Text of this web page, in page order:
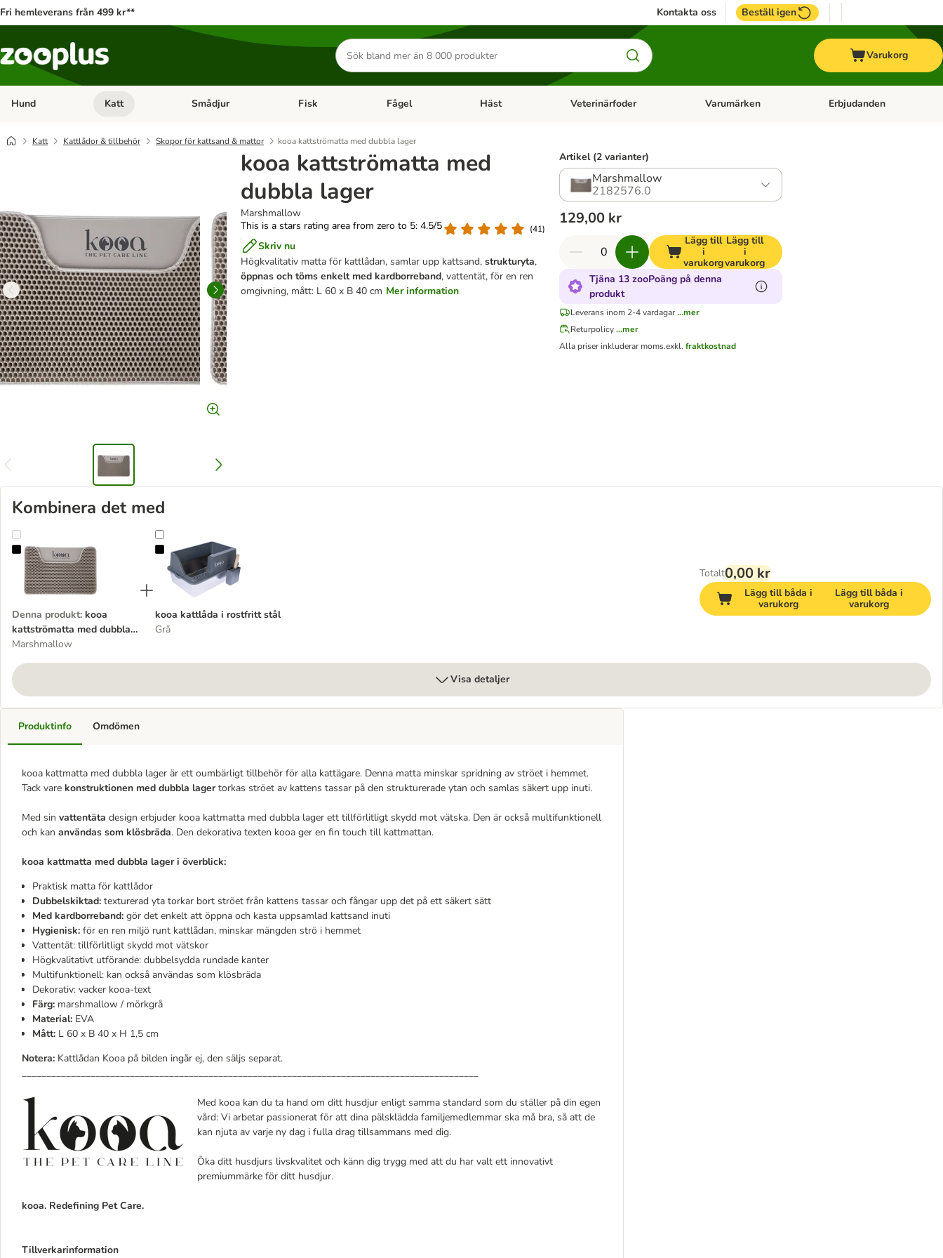
Fri hemleverans från 499 kr** Kontakta oss Beställ igen
Sök
efter
produkter
Varukorg
Hund Open category menu: Hund
Katt Open category menu: Katt
Smådjur Open category menu: Smådjur
Fisk Open category menu: Fisk
Fågel Open category menu: Fågel
Häst Open category menu: Häst
Veterinärfoder Open category menu: Veterinärfoder
Varumärken Open category menu:
Erbjudanden
Katt Kattlådor & tillbehör Skopor för kattsand & mattor kooa kattströmatta med dubbla lager
kooa kattströmatta med
dubbla lager
Marshmallow
This is a stars rating area from zero to 5: 4.5/5
(41)
Skriv nu
Högkvalitativ matta för kattlådan, samlar upp kattsand,strukturyta,
öppnas och töms enkelt med kardborreband, vattentät, för en ren
omgivning, mått: L 60 x B 40 cm Mer information
Artikel (2 varianter)
Marshmallow
2182576.0
129,00 kr
Lägg till
i
varukorg
Lägg till
i
varukorg
Tjäna 13 zooPoäng på denna
produkt
Leverans inom 2-4 vardagar...mer
Returpolicy...mer
Alla priser inkluderar moms.exkl.fraktkostnad
Kombinera det med
kooa kattströmatta med dubbla lager
Denna produkt: kooa
kattströmatta med dubbla
lager
Marshmallow
kooa kattlåda i rostfritt stål
kooa kattlåda i rostfritt stål
Grå
Totalt0,00 kr
Lägg till båda i
varukorg
Lägg till båda i
varukorg
Visa detaljer
Produktinfo
kooa kattmatta med dubbla lager är ett oumbärligt tillbehör för alla kattägare. Denna matta minskar spridning av ströet i hemmet.
Tack vare konstruktionen med dubbla lagertorkas ströet av kattens tassar på den strukturerade ytan och samlas säkert upp inuti.
Med sin vattentäta design erbjuder kooa kattmatta med dubbla lager ett tillförlitligt skydd mot vätska. Den är också multifunktionell
och kan användas som klösbräda. Den dekorativa texten kooa ger en fin touch till kattmattan.
kooa kattmatta med dubbla lager i överblick:
Praktisk matta för kattlådor
Dubbelskiktad: texturerad yta torkar bort ströet från kattens tassar och fångar upp det på ett säkert sätt
Med kardborreband: gör det enkelt att öppna och kasta uppsamlad kattsand inuti
Hygienisk: för en ren miljö runt kattlådan, minskar mängden strö i hemmet
Vattentät: tillförlitligt skydd mot vätskor
Högkvalitativt utförande: dubbelsydda rundade kanter
Multifunktionell: kan också användas som klösbräda
Dekorativ: vacker kooa-text
Färg: marshmallow / mörkgrå
Material: EVA
Mått: L 60 x B 40 x H 1,5 cm
Notera: Kattlådan Kooa på bilden ingår ej, den säljs separat.
_____________________________________________________________________________________________
Med kooa kan du ta hand om ditt husdjur enligt samma standard som du ställer på din egen
vård: Vi arbetar passionerat för att dina pälsklädda familjemedlemmar ska må bra, så att de
kan njuta av varje ny dag i fulla drag tillsammans med dig.
Öka ditt husdjurs livskvalitet och känn dig trygg med att du har valt ett innovativt
premiummärke för ditt husdjur.
kooa. Redefining Pet Care.
Tillverkarinformation
Omdömen